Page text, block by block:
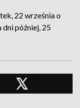
22 września o
dni później, 25